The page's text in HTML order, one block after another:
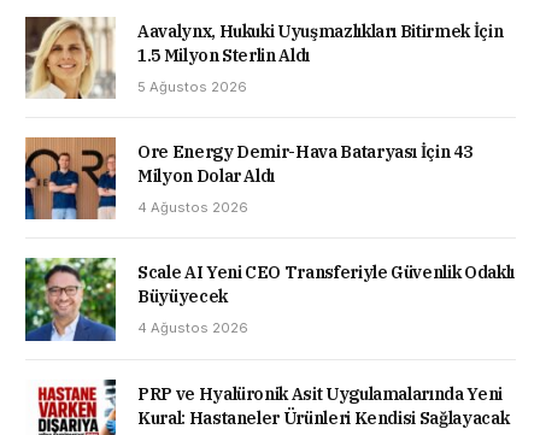
Aavalynx, Hukuki Uyuşmazlıkları Bitirmek İçin
1.5 Milyon Sterlin Aldı
5 Ağustos 2026
Ore Energy Demir-Hava Bataryası İçin 43
Milyon Dolar Aldı
4 Ağustos 2026
Scale AI Yeni CEO Transferiyle Güvenlik Odaklı
Büyüyecek
4 Ağustos 2026
PRP ve Hyalüronik Asit Uygulamalarında Yeni
Kural: Hastaneler Ürünleri Kendisi Sağlayacak